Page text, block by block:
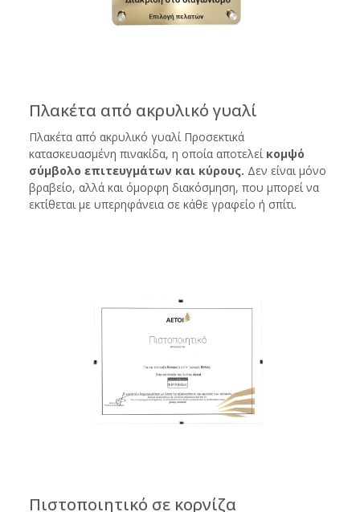
Πλακέτα από ακρυλικό γυαλί
Πλακέτα από ακρυλικό γυαλί Προσεκτικά
κατασκευασμένη πινακίδα, η οποία αποτελεί κομψό
σύμβολο επιτευγμάτων και κύρους. Δεν είναι μόνο
βραβείο, αλλά και όμορφη διακόσμηση, που μπορεί να
εκτίθεται με υπερηφάνεια σε κάθε γραφείο ή σπίτι.
Πιστοποιητικό σε κορνίζα